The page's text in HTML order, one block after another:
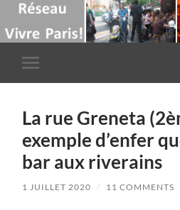
Toggle
mobile
La rue Greneta
exemple d’enfer
bar aux riverains
1 JUILLET 2020 / 11 COMMENTS